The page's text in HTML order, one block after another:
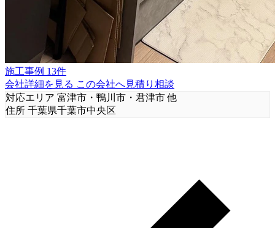
施工事例 13件
会社詳細を見る この会社へ見積り相談
対応エリア 富津市・鴨川市・君津市 他
住所 千葉県千葉市中央区